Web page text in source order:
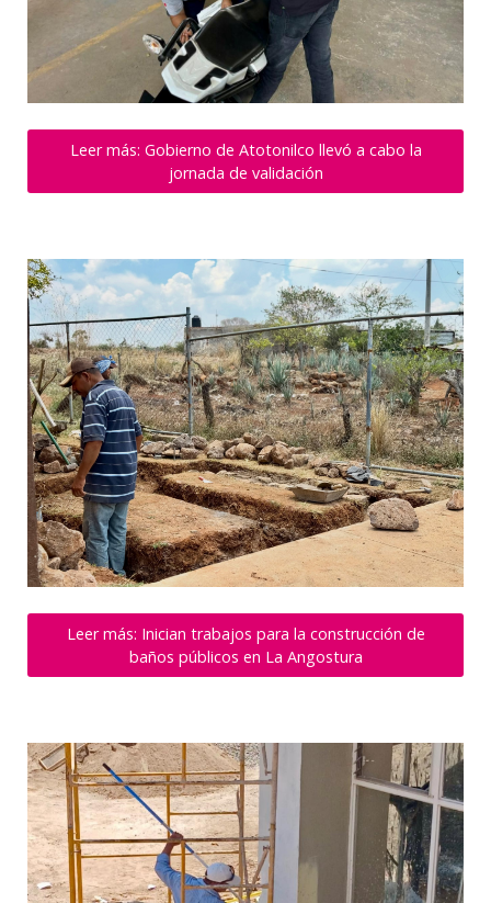
Leer más: Gobierno de Atotonilco llevó a cabo la
jornada de validación
Leer más: Inician trabajos para la construcción de
baños públicos en La Angostura